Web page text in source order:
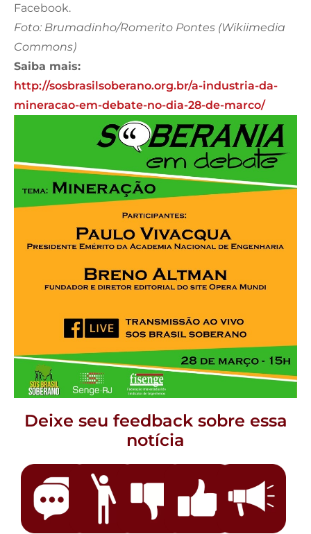
Facebook.
Foto: Brumadinho/Romerito Pontes (Wikiimedia
Commons)
Saiba mais:
http://sosbrasilsoberano.org.br/a-industria-da-
mineracao-em-debate-no-dia-28-de-marco/
Deixe seu feedback sobre essa
notícia